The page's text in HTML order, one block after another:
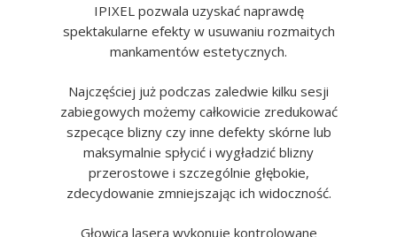
IPIXEL pozwala uzyskać naprawdę
spektakularne efekty w usuwaniu rozmaitych
mankamentów estetycznych.
Najczęściej już podczas zaledwie kilku sesji
zabiegowych możemy całkowicie zredukować
szpecące blizny czy inne defekty skórne lub
maksymalnie spłycić i wygładzić blizny
przerostowe i szczególnie głębokie,
zdecydowanie zmniejszając ich widoczność.
Głowica lasera wykonuje kontrolowane